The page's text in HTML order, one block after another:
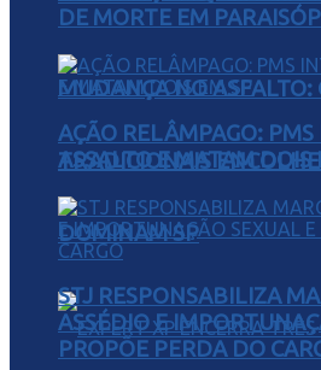
MUDANÇA NO ASFALTO:
TRADICIONAIS
DOMINAM SP
DE MORTE EM
AÇÃO RELÂMPAGO:
ASSALTO E MATAM DOIS
STJ RESPONSABILIZA
ASSÉDIO E
PROPÕE PERDA DO